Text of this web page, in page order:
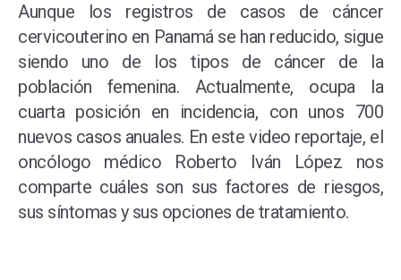
Aunque los registros de casos de cáncer
cervicouterino en Panamá se han reducido, sigue
siendo uno de los tipos de cáncer de la
población femenina. Actualmente, ocupa la
cuarta posición en incidencia, con unos 700
nuevos casos anuales. En este video reportaje, el
oncólogo médico Roberto Iván López nos
comparte cuáles son sus factores de riesgos,
sus síntomas y sus opciones de tratamiento.